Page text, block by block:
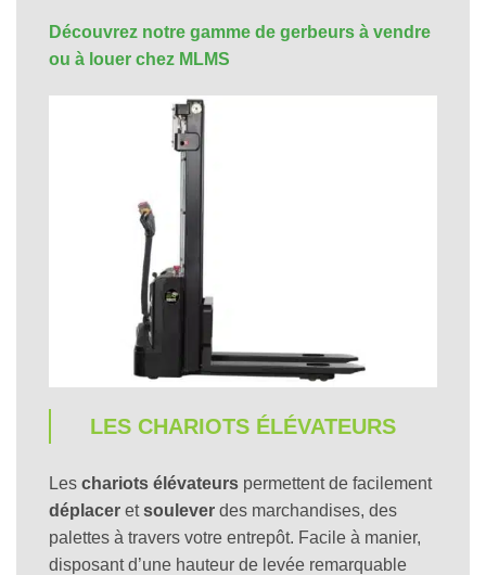
Découvrez notre gamme de gerbeurs à vendre
ou à louer chez MLMS
LES CHARIOTS ÉLÉVATEURS
Les chariots élévateurs permettent de facilement
déplacer etsoulever des marchandises, des
palettes à travers votre entrepôt. Facile à manier,
disposant d’une hauteur de levée remarquable